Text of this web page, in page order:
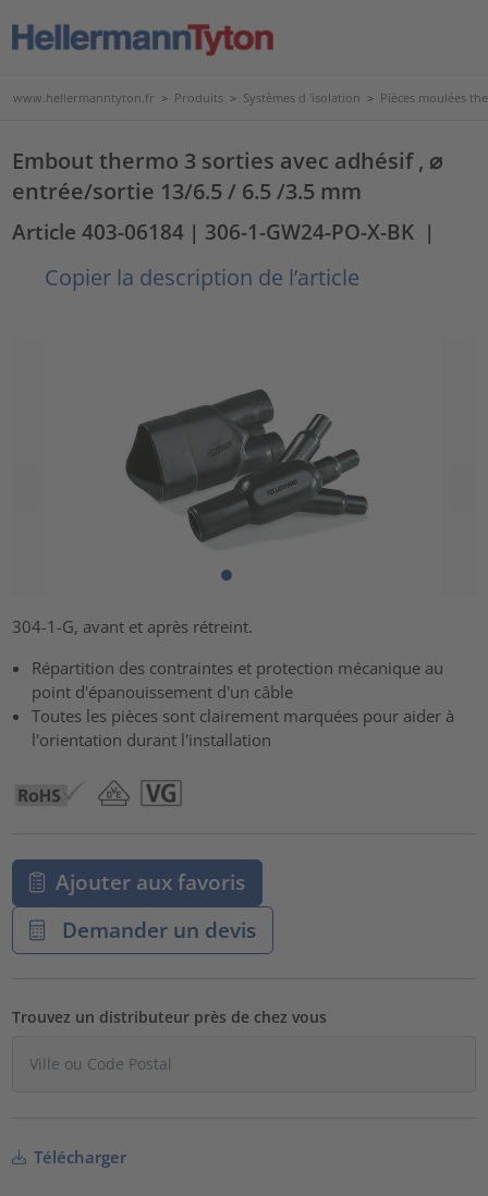
www.hellermanntyton.fr > Produits > Systèmes d 'isolation > Pièces moulées
Embout thermo 3 sorties avec adhésif , ⌀
entrée/sortie 13/6.5 / 6.5 /3.5 mm
Article 403-06184 | 306-1-GW24-PO-X-BK |
Copier la description de l’article
304-1-G, avant et après rétreint.
Répartition des contraintes et protection mécanique au
point d'épanouissement d'un câble
Toutes les pièces sont clairement marquées pour aider à
l'orientation durant l'installation
Ajouter aux favoris
Demander un devis
Trouvez un distributeur près de chez vous
Télécharger